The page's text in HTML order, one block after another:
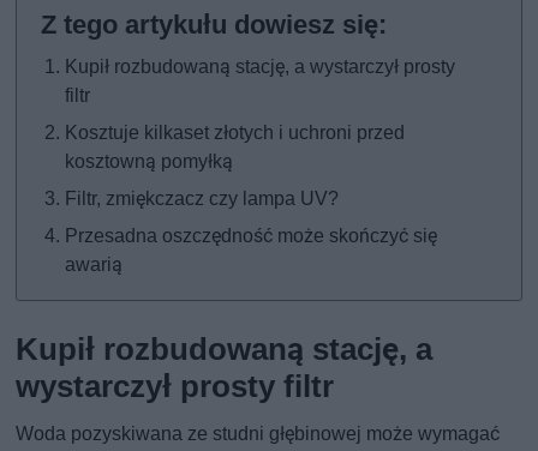
Kupił rozbudowaną stację, a wystarczył prosty
filtr
Kosztuje kilkaset złotych i uchroni przed
kosztowną pomyłką
Filtr, zmiękczacz czy lampa UV?
Przesadna oszczędność może skończyć się
awarią
Kupił rozbudowaną stację, a
wystarczył prosty filtr
Woda pozyskiwana ze studni głębinowej może wymagać